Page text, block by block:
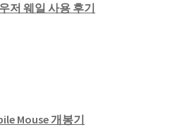
저 웨일 사용 후기
Mouse 개봉기